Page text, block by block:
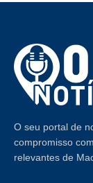
O seu portal de
compromisso
relevantes de